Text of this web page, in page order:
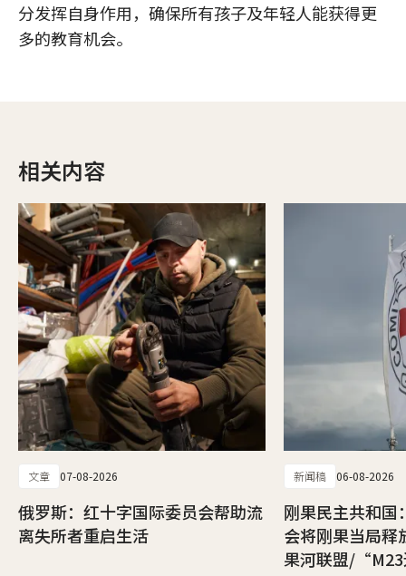
分发挥自身作用，确保所有孩子及年轻人能获得更
多的教育机会。
相关内容
文章 07-08-2026
俄罗斯：红十字国际委员会帮助流
离失所者重启生活
新闻稿 06-08-2026
刚果民主共和国
会将刚果当局释
果河联盟/